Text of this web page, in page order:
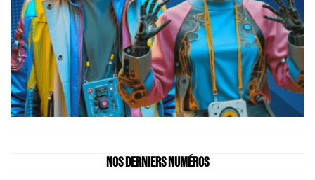
Nos derniers numéros